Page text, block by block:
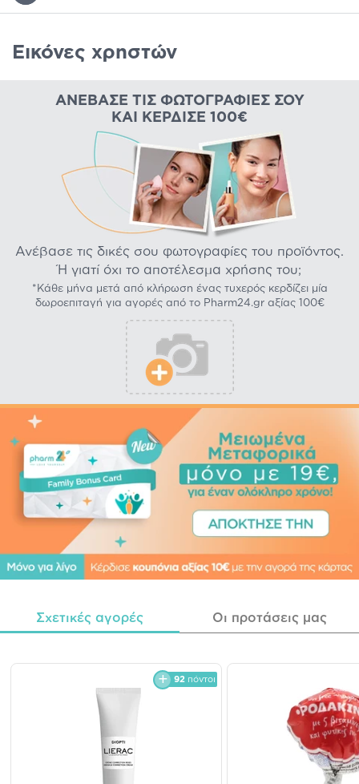
Εικόνες χρηστών
ΑΝΈΒΑΣΕ ΤΙΣ ΦΩΤΟΓΡΑΦΊΕΣ ΣΟΥ
ΚΑΙ ΚΈΡΔΙΣΕ 100€
Ανέβασε τις δικές σου φωτογραφίες του προϊόντος.
Ή γιατί όχι το αποτέλεσμα χρήσης του;
*Κάθε μήνα μετά από κλήρωση ένας τυχερός κερδίζει μία
δωροεπιταγή για αγορές από το Pharm24.gr αξίας 100€
Σχετικές αγορές Οι προτάσεις μας
92 πόντοι